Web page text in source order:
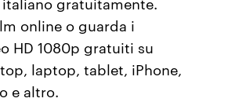
online o guarda i
HD 1080p gratuiti su
laptop, tablet, iPhone,
e altro.